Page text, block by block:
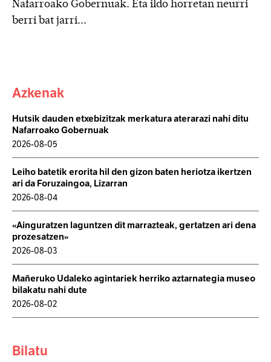
Nafarroako Gobernuak. Eta ildo horretan neurri
berri bat jarri...
Azkenak
Hutsik dauden etxebizitzak merkatura aterarazi nahi ditu
Nafarroako Gobernuak
2026-08-05
Leiho batetik erorita hil den gizon baten heriotza ikertzen
ari da Foruzaingoa, Lizarran
2026-08-04
«Ainguratzen laguntzen dit marrazteak, gertatzen ari dena
prozesatzen»
2026-08-03
Mañeruko Udaleko agintariek herriko aztarnategia museo
bilakatu nahi dute
2026-08-02
Bilatu